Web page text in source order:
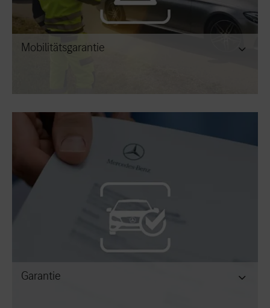
Mobilitätsgarantie
Garantie